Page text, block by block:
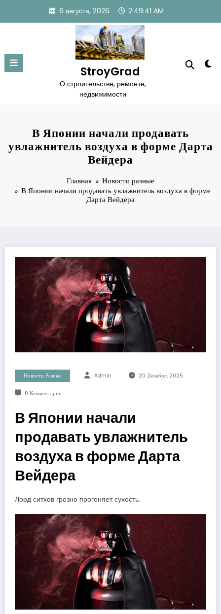
содержимому
6 августа, 2026 2:49:41 AM
StroyGrad
О строительстве, ремонте,
недвижимости
В Японии начали продавать
увлажнитель воздуха в форме Дарта
Вейдера
Главная
Новости разные
В Японии начали продавать увлажнитель воздуха в форме
Дарта Вейдера
Новости Разные Admin 20 Декабря, 2025
0 Комментарии
В Японии начали
продавать увлажнитель
воздуха в форме Дарта
Вейдера
Лорд ситхов грозно прогоняет сухость.